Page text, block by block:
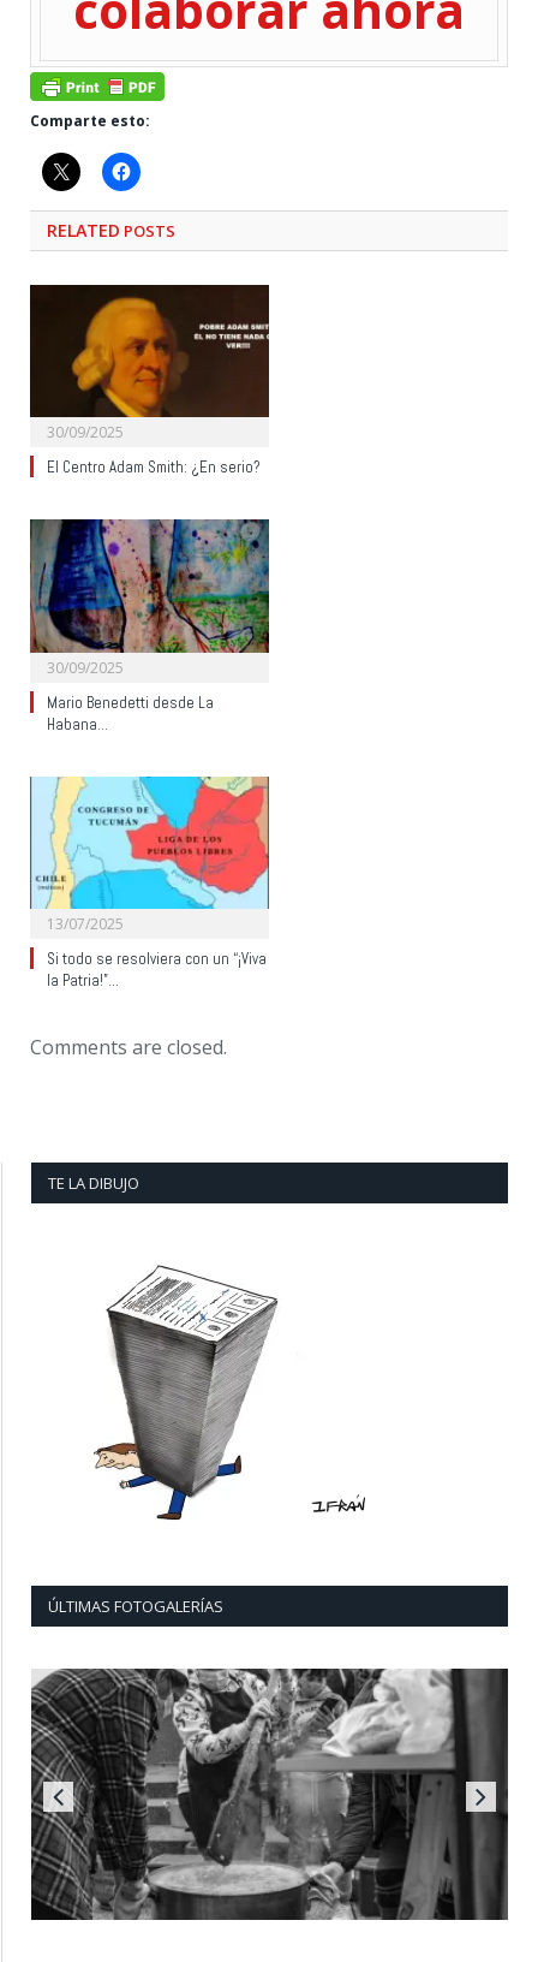
Comparte esto:
RELATED POSTS
30/09/2025
El Centro Adam Smith: ¿En serio?
30/09/2025
Mario Benedetti desde La
Habana…
13/07/2025
Si todo se resolviera con un “¡Viva
la Patria!”…
Comments are closed.
TE LA DIBUJO
ÚLTIMAS FOTOGALERÍAS